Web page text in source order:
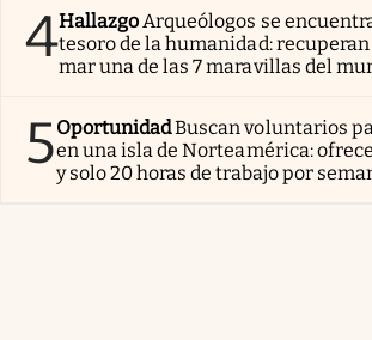
4HallazgoArqueólogos se
tesoro de la humanidad:
mar una de las 7 maravillas del
5OportunidadBuscan voluntarios
en una isla de Norteamérica:
y solo 20 horas de trabajo por